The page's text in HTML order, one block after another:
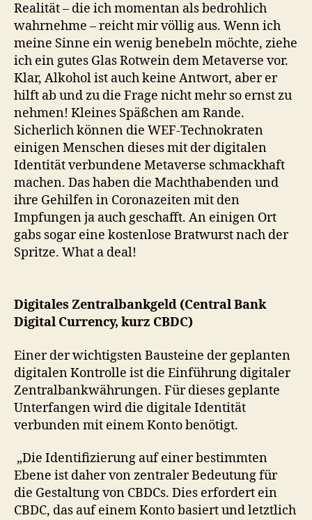
Realität – die ich momentan als bedrohlich
wahrnehme – reicht mir völlig aus. Wenn ich
meine Sinne ein wenig benebeln möchte, ziehe
ich ein gutes Glas Rotwein dem Metaverse vor.
Klar, Alkohol ist auch keine Antwort, aber er
hilft ab und zu die Frage nicht mehr so ernst zu
nehmen! Kleines Späßchen am Rande.
Sicherlich können die WEF-Technokraten
einigen Menschen dieses mit der digitalen
Identität verbundene Metaverse schmackhaft
machen. Das haben die Machthabenden und
ihre Gehilfen in Coronazeiten mit den
Impfungen ja auch geschafft. An einigen Ort
gabs sogar eine kostenlose Bratwurst nach der
Spritze. What a deal!
Digitales Zentralbankgeld (Central Bank
Digital Currency, kurz CBDC)
Einer der wichtigsten Bausteine der geplanten
digitalen Kontrolle ist die Einführung digitaler
Zentralbankwährungen. Für dieses geplante
Unterfangen wird die digitale Identität
verbunden mit einem Konto benötigt.
„Die Identifizierung auf einer bestimmten
Ebene ist daher von zentraler Bedeutung für
die Gestaltung von CBDCs. Dies erfordert ein
CBDC, das auf einem Konto basiert und letztlich